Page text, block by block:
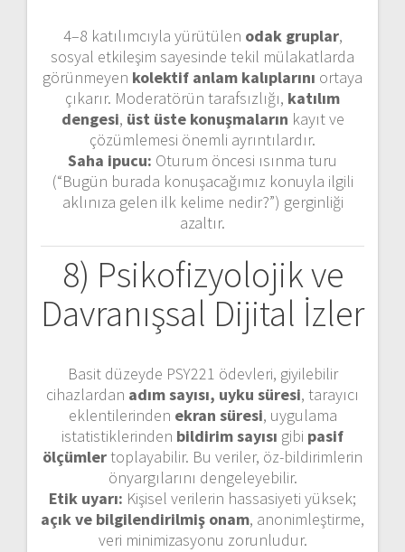
4–8 katılımcıyla yürütülen odak gruplar,
sosyal etkileşim sayesinde tekil mülakatlarda
görünmeyen kolektif anlam kalıplarını ortaya
çıkarır. Moderatörün tarafsızlığı, katılım
dengesi, üst üste konuşmaların kayıt ve
çözümlemesi önemli ayrıntılardır.
Saha ipucu: Oturum öncesi ısınma turu
(“Bugün burada konuşacağımız konuyla ilgili
aklınıza gelen ilk kelime nedir?”) gerginliği
azaltır.
8) Psikofizyolojik ve
Davranışsal Dijital İzler
Basit düzeyde PSY221 ödevleri, giyilebilir
cihazlardan adım sayısı, uyku süresi, tarayıcı
eklentilerinden ekran süresi, uygulama
istatistiklerinden bildirim sayısı gibi pasif
ölçümlertoplayabilir. Bu veriler, öz-bildirimlerin
önyargılarını dengeleyebilir.
Etik uyarı: Kişisel verilerin hassasiyeti yüksek;
açık ve bilgilendirilmiş onam, anonimleştirme,
veri minimizasyonu zorunludur.